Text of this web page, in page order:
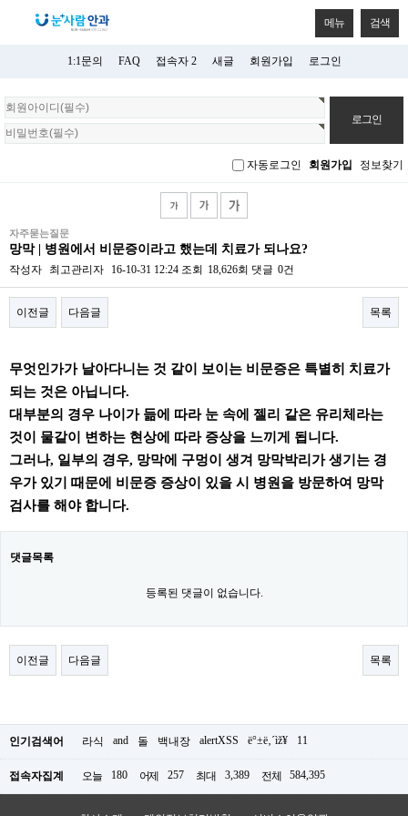
메뉴 검색
1:1문의 FAQ 접속자 2 새글 회원가입 로그인
회
원
로
자동로그인 회원가입 정보찾기
자주묻는질문
망막 | 병원에서 비문증이라고 했는데 치료가 되나요?
작성자 최고관리자 16-10-31 12:24 조회 18,626회 댓글 0건
이전글 다음글 목록
무엇인가가 날아다니는 것 같이 보이는 비문증은 특별히 치료가
되는 것은 아닙니다.
대부분의 경우 나이가 듦에 따라 눈 속에 젤리 같은 유리체라는
것이 물같이 변하는 현상에 따라 증상을 느끼게 됩니다.
그러나, 일부의 경우, 망막에 구멍이 생겨 망막박리가 생기는 경
우가 있기 때문에 비문증 증상이 있을 시 병원을 방문하여 망막
검사를 해야 합니다.
댓글목록
등록된 댓글이 없습니다.
이전글 다음글 목록
인기검색어 라식 and 돌 백내장 alertXSS ë°±ë‚´ìž¥ 11
접속자집계 오늘 180 어제 257 최대 3,389 전체 584,395